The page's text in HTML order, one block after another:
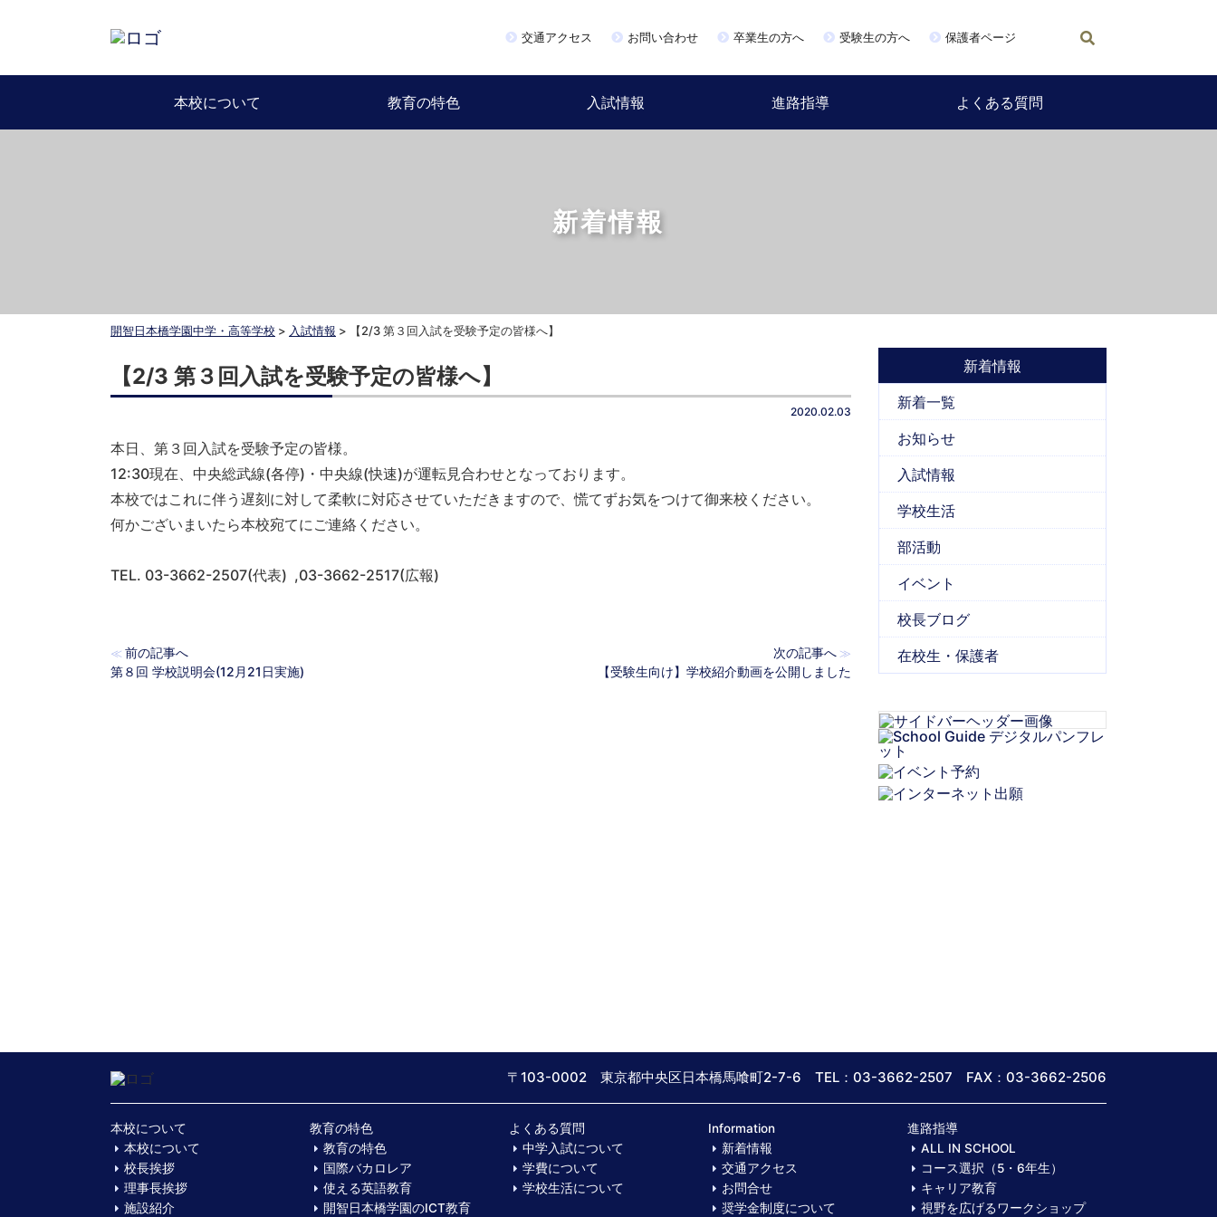
交通アクセス お問い合わせ 卒業生の方へ 受験生の方へ 保護者ページ
本校について 教育の特色 入試情報 進路指導 よくある質問
新着情報
開智日本橋学園中学・高等学校 > 入試情報 > 【2/3 第３回入試を受験予定の皆様へ】
新着情報
新着一覧
お知らせ
入試情報
学校生活
部活動
イベント
校長ブログ
在校生・保護者
【2/3 第３回入試を受験予定の皆様へ】
2020.02.03
本日、第３回入試を受験予定の皆様。
12:30現在、中央総武線(各停)・中央線(快速)が運転見合わせとなっております。
本校ではこれに伴う遅刻に対して柔軟に対応させていただきますので、慌てずお気をつけて御来校ください。
何かございまいたら本校宛てにご連絡ください。
TEL. 03-3662-2507(代表) ,03-3662-2517(広報)
≪ 前の記事へ
第８回 学校説明会(12月21日実施)
次の記事へ≫
【受験生向け】学校紹介動画を公開しました
〒103-0002 東京都中央区日本橋馬喰町2-7-6 TEL：03-3662-2507 FAX：03-3662-2506
本校について
本校について
校長挨拶
理事長挨拶
施設紹介
教育の特色
教育の特色
国際バカロレア
使える英語教育
開智日本橋学園のICT教育
よくある質問
中学入試について
学費について
学校生活について
Information
新着情報
交通アクセス
お問合せ
奨学金制度について
進路指導
ALL IN SCHOOL
コース選択（5・6年生）
キャリア教育
視野を広げるワークショップ